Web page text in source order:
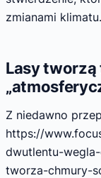
zmianami klimatu.
Lasy tworzą
Z niedawno
https://
dwutlentu-
tworza-chmury-